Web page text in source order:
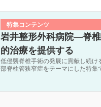
特集コンテンツ
岩井整形外科病院―脊
的治療を提供する
低侵襲脊椎手術の発展に貢献し続
部脊柱管狭窄症をテーマにした特集